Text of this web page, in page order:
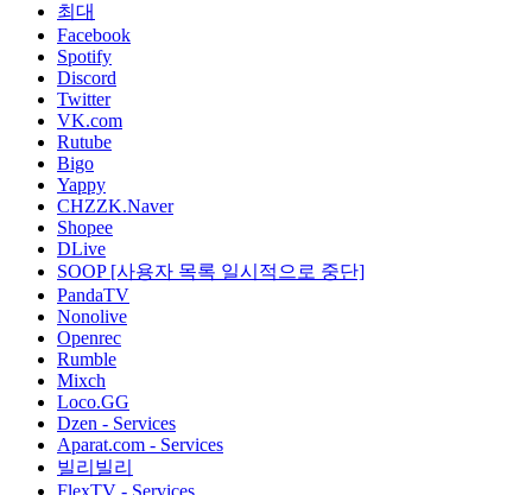
최대
Facebook
Spotify
Discord
Twitter
VK.com
Rutube
Bigo
Yappy
CHZZK.Naver
Shopee
DLive
SOOP [사용자 목록 일시적으로 중단]
PandaTV
Nonolive
Openrec
Rumble
Mixch
Loco.GG
Dzen - Services
Aparat.com - Services
빌리빌리
FlexTV - Services